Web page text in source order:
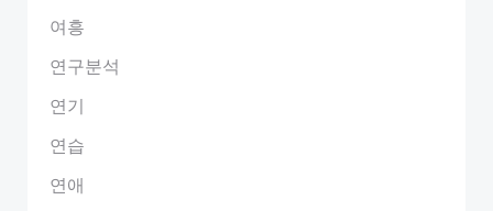
여흥
연구분석
연기
연습
연애